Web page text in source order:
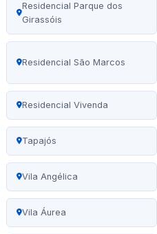
Residencial Parque dos
Girassóis
Residencial São Marcos
Residencial Vivenda
Tapajós
Vila Angélica
Vila Áurea